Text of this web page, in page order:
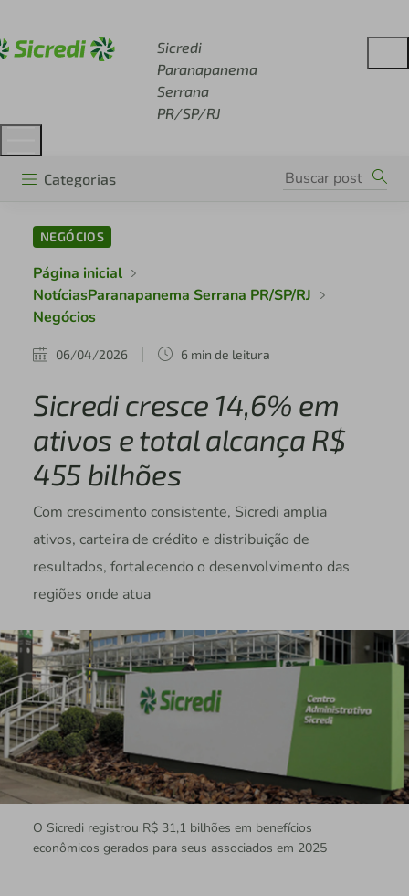
Sicredi
Paranapanema
Serrana
PR/SP/RJ
Categorias
NEGÓCIOS
Página inicial
NotíciasParanapanema Serrana PR/SP/RJ
Negócios
06/04/2026 6 min de leitura
Sicredi cresce 14,6% em
ativos e total alcança R$
455 bilhões
Com crescimento consistente, Sicredi amplia
ativos, carteira de crédito e distribuição de
resultados, fortalecendo o desenvolvimento das
regiões onde atua
O Sicredi registrou R$ 31,1 bilhões em benefícios
econômicos gerados para seus associados em 2025